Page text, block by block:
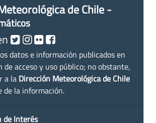
de Chile -
datos e información publicados en
de acceso y uso público; no obstante,
a la Dirección Meteorológica de Chile
de la información.
de Interés